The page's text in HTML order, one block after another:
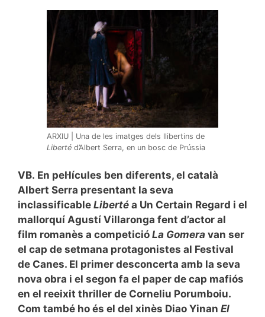
ARXIU | Una de les imatges dels llibertins de
Liberté d’Albert Serra, en un bosc de Prússia
VB. En pel·lícules ben diferents, el català
Albert Serra presentant la seva
inclassificable Liberté a Un Certain Regard i el
mallorquí Agustí Villaronga fent d’actor al
film romanès a competició La Gomera van ser
el cap de setmana protagonistes al Festival
de Canes. El primer desconcerta amb la seva
nova obra i el segon fa el paper de cap mafiós
en el reeixit thriller de Corneliu Porumboiu.
Com també ho és el del xinès Diao Yinan El